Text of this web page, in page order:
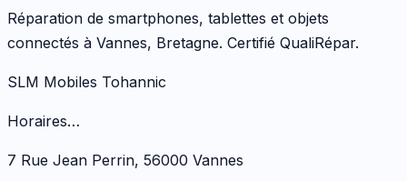
Réparation de smartphones, tablettes et objets
connectés à Vannes, Bretagne. Certifié QualiRépar.
SLM Mobiles Tohannic
Horaires…
7 Rue Jean Perrin, 56000 Vannes